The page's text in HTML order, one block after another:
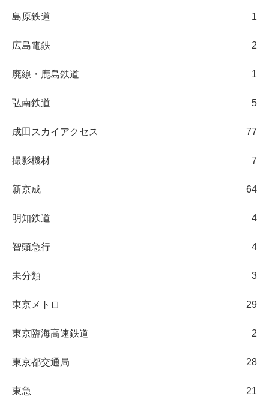
島原鉄道 1
広島電鉄 2
廃線・鹿島鉄道 1
弘南鉄道 5
成田スカイアクセス 77
撮影機材 7
新京成 64
明知鉄道 4
智頭急行 4
未分類 3
東京メトロ 29
東京臨海高速鉄道 2
東京都交通局 28
東急 21